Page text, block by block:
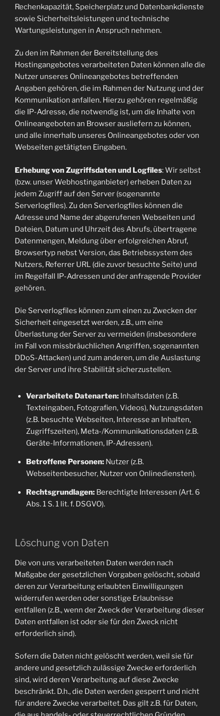
Rechenkapazität, Speicherplatz und Datenbankdienste
sowie Sicherheitsleistungen und technische
Wartungsleistungen in Anspruch nehmen.
Zu den im Rahmen der Bereitstellung des
Hostingangebotes verarbeiteten Daten können alle die
Nutzer unseres Onlineangebotes betreffenden
Angaben gehören, die im Rahmen der Nutzung und der
Kommunikation anfallen. Hierzu gehören regelmäßig
die IP-Adresse, die notwendig ist, um die Inhalte von
Onlineangeboten an Browser ausliefern zu können,
und alle innerhalb unseres Onlineangebotes oder von
Webseiten getätigten Eingaben.
Erhebung von Zugriffsdaten und Logfiles: Wir selbst
(bzw. unser Webhostinganbieter) erheben Daten zu
jedem Zugriff auf den Server (sogenannte
Serverlogfiles). Zu den Serverlogfiles können die
Adresse und Name der abgerufenen Webseiten und
Dateien, Datum und Uhrzeit des Abrufs, übertragene
Datenmengen, Meldung über erfolgreichen Abruf,
Browsertyp nebst Version, das Betriebssystem des
Nutzers, Referrer URL (die zuvor besuchte Seite) und
im Regelfall IP-Adressen und der anfragende Provider
gehören.
Die Serverlogfiles können zum einen zu Zwecken der
Sicherheit eingesetzt werden, z.B., um eine
Überlastung der Server zu vermeiden (insbesondere
im Fall von missbräuchlichen Angriffen, sogenannten
DDoS-Attacken) und zum anderen, um die Auslastung
der Server und ihre Stabilität sicherzustellen.
Verarbeitete Datenarten:Inhaltsdaten (z.B.
Texteingaben, Fotografien, Videos), Nutzungsdaten
(z.B. besuchte Webseiten, Interesse an Inhalten,
Zugriffszeiten), Meta-/Kommunikationsdaten (z.B.
Geräte-Informationen, IP-Adressen).
Betroffene Personen:Nutzer (z.B.
Webseitenbesucher, Nutzer von Onlinediensten).
Rechtsgrundlagen:Berechtigte Interessen (Art. 6
Abs. 1 S. 1 lit. f. DSGVO).
Löschung von Daten
Die von uns verarbeiteten Daten werden nach
Maßgabe der gesetzlichen Vorgaben gelöscht, sobald
deren zur Verarbeitung erlaubten Einwilligungen
widerrufen werden oder sonstige Erlaubnisse
entfallen (z.B., wenn der Zweck der Verarbeitung dieser
Daten entfallen ist oder sie für den Zweck nicht
erforderlich sind).
Sofern die Daten nicht gelöscht werden, weil sie für
andere und gesetzlich zulässige Zwecke erforderlich
sind, wird deren Verarbeitung auf diese Zwecke
beschränkt. D.h., die Daten werden gesperrt und nicht
für andere Zwecke verarbeitet. Das gilt z.B. für Daten,